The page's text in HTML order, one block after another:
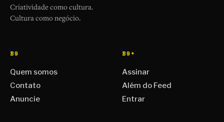
Criatividade como cultura.
Cultura como negócio.
B9
Quem somos
Contato
Anuncie
B9+
Assinar
Além do Feed
Entrar